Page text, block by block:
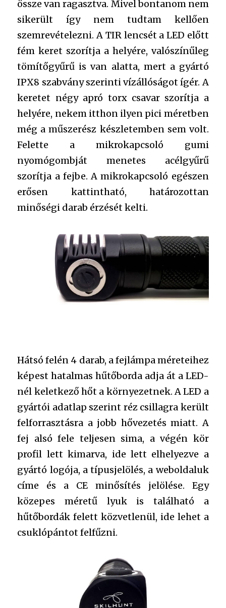
össze van ragasztva. Mivel bontanom nem
sikerült így nem tudtam kellően
szemrevételezni. A TIR lencsét a LED előtt
fém keret szorítja a helyére, valószínűleg
tömítőgyűrű is van alatta, mert a gyártó
IPX8 szabvány szerinti vízállóságot ígér. A
keretet négy apró torx csavar szorítja a
helyére, nekem itthon ilyen pici méretben
még a műszerész készletemben sem volt.
Felette a mikrokapcsoló gumi
nyomógombját menetes acélgyűrű
szorítja a fejbe. A mikrokapcsoló egészen
erősen kattintható, határozottan
minőségi darab érzését kelti.
Hátsó felén 4 darab, a fejlámpa méreteihez
képest hatalmas hűtőborda adja át a LED-
nél keletkező hőt a környezetnek. A LED a
gyártói adatlap szerint réz csillagra került
felforrasztásra a jobb hővezetés miatt. A
fej alsó fele teljesen sima, a végén kör
profil lett kimarva, ide lett elhelyezve a
gyártó logója, a típusjelölés, a weboldaluk
címe és a CE minősítés jelölése. Egy
közepes méretű lyuk is található a
hűtőbordák felett közvetlenül, ide lehet a
csuklópántot felfűzni.